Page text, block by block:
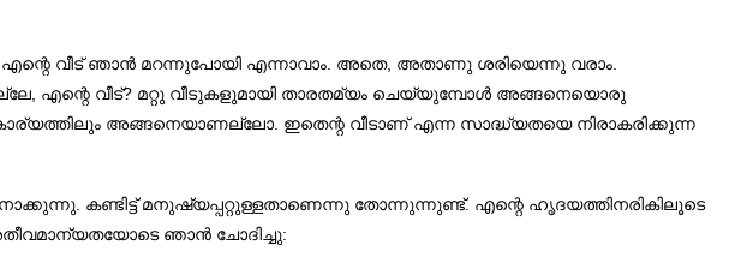
എന്റെ വീട് ഞാൻ മറന്നുപോയി എന്നാവാം. അതെ, അതാണു ശരിയെന്നു വരാം.
എന്റെ വീട്? മറ്റു വീടുകളുമായി താരതമ്യം ചെയ്യുമ്പോൾ അങ്ങനെയൊരു
അങ്ങനെയാണല്ലോ. ഇതെന്റ വീടാണ്‌ എന്ന സാദ്ധ്യതയെ നിരാകരിക്കുന്ന
കണ്ടിട്ട് മനുഷ്യപ്പറ്റുള്ളതാണെന്നു തോന്നുന്നുണ്ട്. എന്റെ ഹൃദയത്തിനരികിലൂടെ
ഞാൻ ചോദിച്ചു: